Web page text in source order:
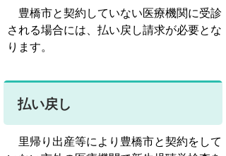
豊橋市と契約していない医療機関に受診
される場合には、払い戻し請求が必要とな
ります。
払い戻し
里帰り出産等により豊橋市と契約をして